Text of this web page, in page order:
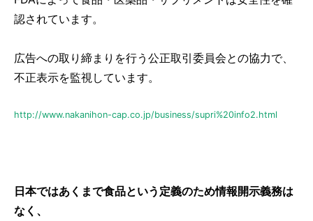
認されています。
広告への取り締まりを行う公正取引委員会との協力で、
不正表示を監視しています。
http://www.nakanihon-cap.co.jp/business/supri%20info2.html
日本ではあくまで食品という定義のため情報開示義務は
なく、